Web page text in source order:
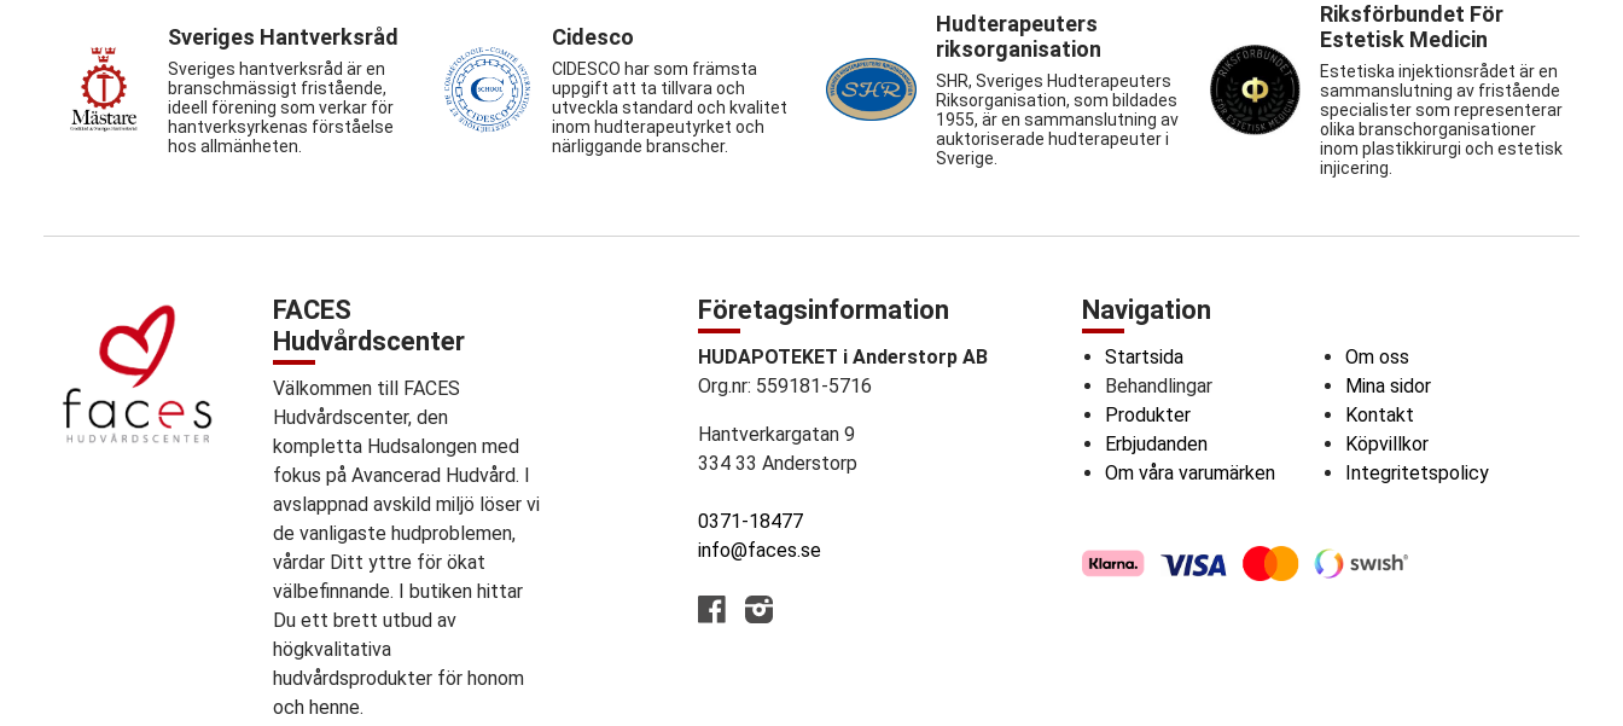
Sveriges Hantverksråd
Sveriges hantverksråd är en
branschmässigt fristående,
ideell förening som verkar för
hantverksyrkenas förståelse
hos allmänheten.
Cidesco
CIDESCO har som främsta
uppgift att ta tillvara och
utveckla standard och kvalitet
inom hudterapeutyrket och
närliggande branscher.
Hudterapeuters
riksorganisation
SHR, Sveriges Hudterapeuters
Riksorganisation, som bildades
1955, är en sammanslutning av
auktoriserade hudterapeuter i
Sverige.
Riksförbundet För
Estetisk Medicin
Estetiska injektionsrådet är en
sammanslutning av fristående
specialister som representerar
olika branschorganisationer
inom plastikkirurgi och estetisk
injicering.
FACES
Hudvårdscenter
Välkommen till FACES
Hudvårdscenter, den
kompletta Hudsalongen med
fokus på Avancerad Hudvård. I
avslappnad avskild miljö löser vi
de vanligaste hudproblemen,
vårdar Ditt yttre för ökat
välbefinnande. I butiken hittar
Du ett brett utbud av
högkvalitativa
hudvårdsprodukter för honom
och henne.
Företagsinformation
HUDAPOTEKET i Anderstorp AB
Org.nr: 559181-5716
Hantverkargatan 9
334 33 Anderstorp
0371-18477
info@faces.se
Navigation
Startsida
Behandlingar
Produkter
Erbjudanden
Om våra varumärken
Om oss
Mina sidor
Kontakt
Köpvillkor
Integritetspolicy